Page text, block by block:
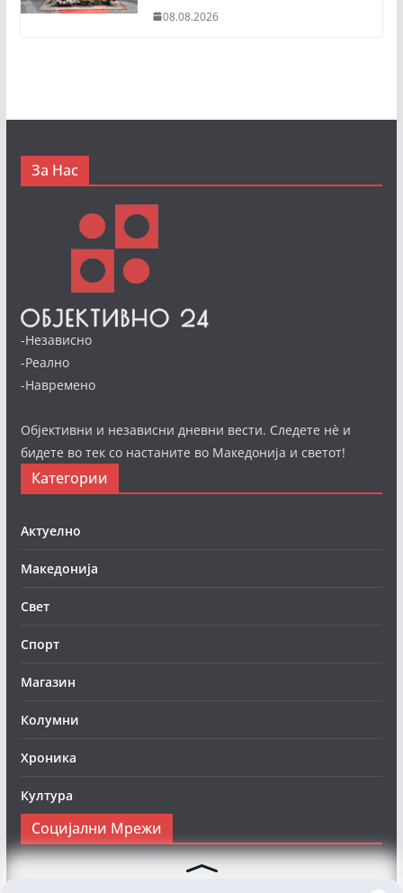
08.08.2026
За Нас
-Независно
-Реално
-Навремено
Објективни и независни дневни вести. Следете нè и
бидете во тек со настаните во Македонија и светот!
Категории
Актуелно
Македонија
Свет
Спорт
Магазин
Колумни
Хроника
Култура
Социјални Мрежи